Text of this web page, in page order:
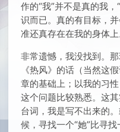
作的“我”并不是真的我
识而已。真的有目标，
准还真存在在我的身体上
非常遗憾，我没找到。
《热风》的话（当然这
章的基础上；以我的习
这个问题比较熟悉。这
台词，我是写不出来的
候，寻找一个“她”比寻